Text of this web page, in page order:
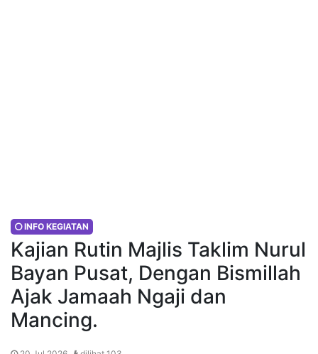
INFO KEGIATAN
Kajian Rutin Majlis Taklim Nurul
Bayan Pusat, Dengan Bismillah
Ajak Jamaah Ngaji dan
Mancing.